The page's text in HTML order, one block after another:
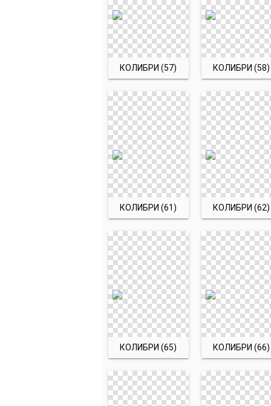
КОЛИБРИ (57) КОЛИБРИ (58)
КОЛИБРИ (61) КОЛИБРИ (62)
КОЛИБРИ (65) КОЛИБРИ (66)